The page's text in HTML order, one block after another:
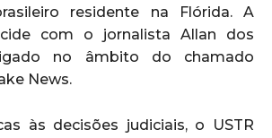
residente na Flórida. A
com o jornalista Allan dos
no âmbito do chamado
News.
às decisões judiciais, o USTR